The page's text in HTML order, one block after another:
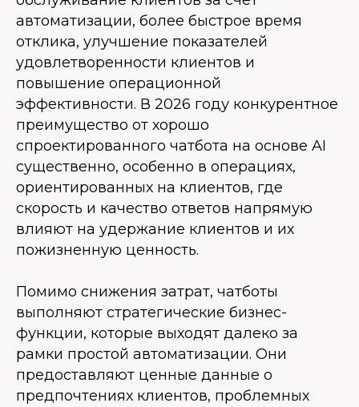
автоматизации, более быстрое время
отклика, улучшение показателей
удовлетворенности клиентов и
повышение операционной
эффективности. В 2026 году конкурентное
преимущество от хорошо
спроектированного чатбота на основе AI
существенно, особенно в операциях,
ориентированных на клиентов, где
скорость и качество ответов напрямую
влияют на удержание клиентов и их
пожизненную ценность.
Помимо снижения затрат, чатботы
выполняют стратегические бизнес-
функции, которые выходят далеко за
рамки простой автоматизации. Они
предоставляют ценные данные о
предпочтениях клиентов, проблемных